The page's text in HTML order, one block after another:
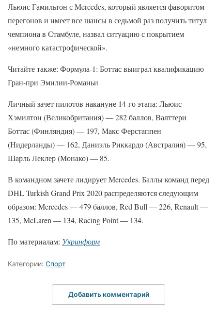
Льюис Гамильтон с Mercedes, который является фаворитом
перегонов и имеет все шансы в седьмой раз получить титул
чемпиона в Стамбуле, назвал ситуацию с покрытием
«немного катастрофической».
Читайте также: Формула-1: Боттас выиграл квалификацию
Гран-при Эмилии-Романьи
Личный зачет пилотов накануне 14-го этапа: Льюис
Хэмилтон (Великобритания) — 282 баллов, Валттери
Боттас (Финляндия) — 197, Макс Ферстаппен
(Нидерланды) — 162, Даниэль Риккардо (Австралия) — 95,
Шарль Леклер (Монако) — 85.
В командном зачете лидирует Mercedes. Баллы команд перед
DHL Turkish Grand Prix 2020 распределяются следующим
образом: Mercedes — 479 баллов, Red Bull — 226, Renault —
135, McLaren — 134, Racing Point — 134.
По материалам: Укринформ
Категории: Спорт
Добавить комментарий